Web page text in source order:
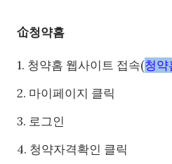
仚청약홈
1. 청약홈 웹사이트 접속(청약
2. 마이페이지 클릭
3. 로그인
4. 청약자격확인 클릭